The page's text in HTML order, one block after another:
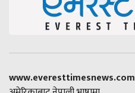
www.everesttimesnews.com